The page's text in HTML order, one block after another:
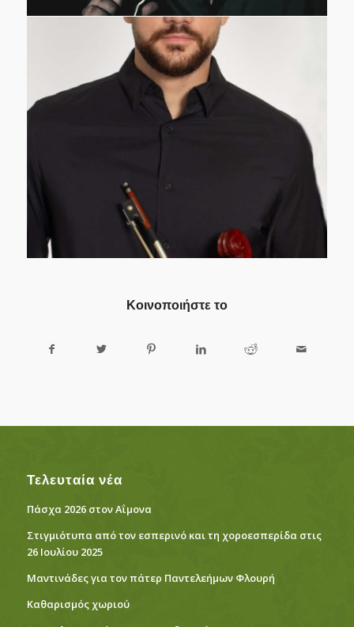
Κοινοποιήστε το
Τελευταία νέα
Πάσχα 2026 στον Αΐμονα
Στιγμιότυπα από τον εσπερινό και τη χοροεσπερίδα στις
26 Ιουλίου 2025
Μαντινάδες για τον πάτερ Παντελεήμων Φλουρή
Καθαρισμός χωριού